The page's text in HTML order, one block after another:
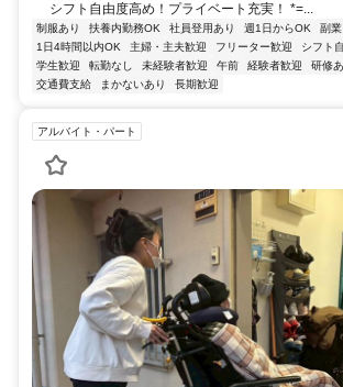
シフト自由度高め！プライベート充実！ *=...
制服あり 扶養内勤務OK 社員登用あり 週1日からOK
副
1日4時間以内OK
主婦・主夫歓迎 フリーター歓迎 シフト
学生歓迎
転勤なし 未経験者歓迎 午前 経験者歓迎 研修
交通費支給
まかないあり 長期歓迎
アルバイト・パート